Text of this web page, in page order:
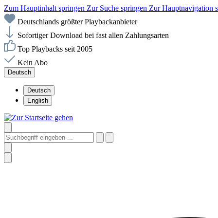
Zum Hauptinhalt springen Zur Suche springen Zur Hauptnavigation
Deutschlands größter Playbackanbieter
Sofortiger Download bei fast allen Zahlungsarten
Top Playbacks seit 2005
Kein Abo
Deutsch
Deutsch
English